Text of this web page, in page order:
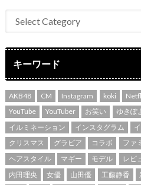
キーワード
AKB48 CM Instagram koki
YouTube
YouTuber お笑い ゆきぽ
イルミネーション
インスタグラム
クリスマス
グラビア コラボ ファ
ヘアスタイル
マギー モデル レビ
内田理央
女優 山田優 工藤静香